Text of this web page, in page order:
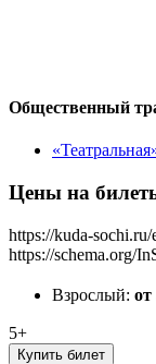
Общественный
Цены на
https://kuda-
https://schema.org/
Взрослый: от
5+
Купить билет